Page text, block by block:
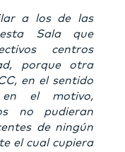
a los de las
Sala que
centros
porque otra
en el sentido
en el motivo,
no pudieran
de ningún
el cual cupiera